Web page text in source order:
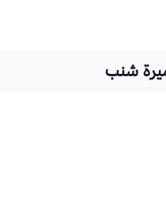
شنب